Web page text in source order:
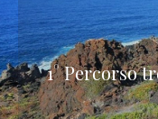
1° Percorso